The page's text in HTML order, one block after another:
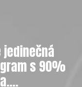
s 90%